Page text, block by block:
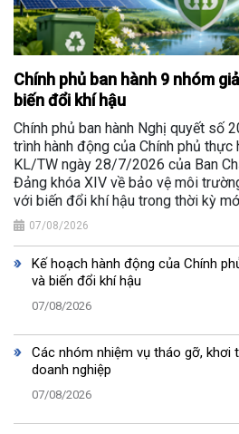
Chính phủ ban hành 9 nhóm
biến đổi khí hậu
Chính phủ ban hành Nghị quyết số
trình hành động của Chính phủ thực
KL/TW ngày 28/7/2026 của Ban
Đảng khóa XIV về bảo vệ môi
với biến đổi khí hậu trong thời kỳ
07/08/2026
Kế hoạch hành động của Chính
và biến đổi khí hậu
07/08/2026
Các nhóm nhiệm vụ tháo gỡ, khơi
doanh nghiệp
07/08/2026